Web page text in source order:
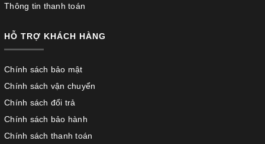
Thông tin thanh toán
HỖ TRỢ KHÁCH HÀNG
Chính sách bảo mật
Chính sách vận chuyển
Chính sách đổi trả
Chính sách bảo hành
Chính sách thanh toán